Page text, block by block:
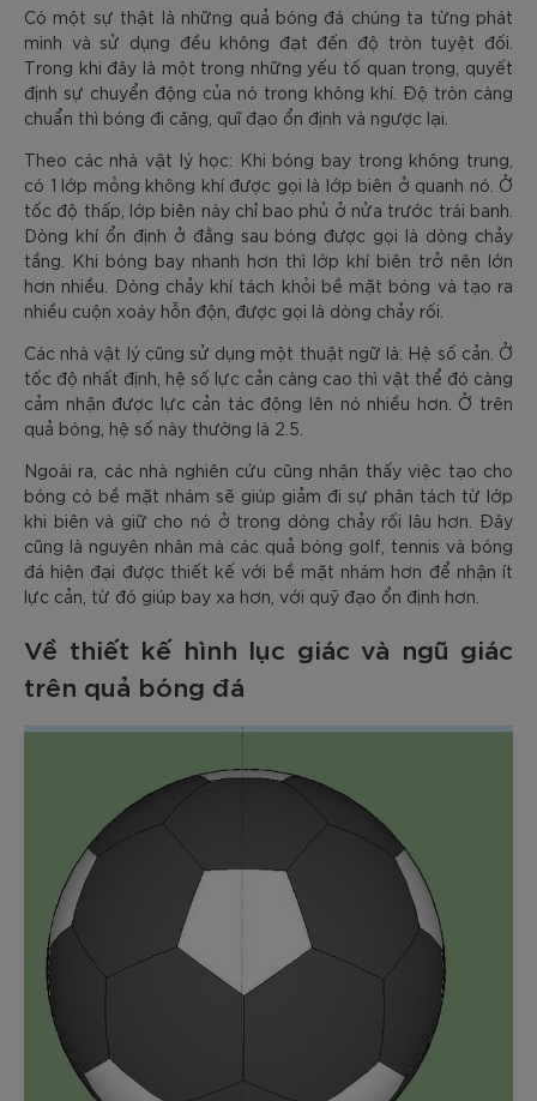
Có một sự thật là những quả bóng đá chúng ta từng phát
minh và sử dụng đều không đạt đến độ tròn tuyệt đối.
Trong khi đây là một trong những yếu tố quan trọng, quyết
định sự chuyển động của nó trong không khí. Độ tròn càng
chuẩn thì bóng đi căng, quĩ đạo ổn định và ngược lại.
Theo các nhà vật lý học: Khi bóng bay trong không trung,
có 1 lớp mỏng không khí được gọi là lớp biên ở quanh nó. Ở
tốc độ thấp, lớp biên này chỉ bao phủ ở nửa trước trái banh.
Dòng khí ổn định ở đằng sau bóng được gọi là dòng chảy
tầng. Khi bóng bay nhanh hơn thì lớp khí biên trở nên lớn
hơn nhiều. Dòng chảy khí tách khỏi bề mặt bóng và tạo ra
nhiều cuộn xoáy hỗn độn, được gọi là dòng chảy rối.
Các nhà vật lý cũng sử dụng một thuật ngữ là: Hệ số cản. Ở
tốc độ nhất định, hệ số lực cản càng cao thì vật thể đó càng
cảm nhận được lực cản tác động lên nó nhiều hơn. Ở trên
quả bóng, hệ số này thường là 2.5.
Ngoài ra, các nhà nghiên cứu cũng nhận thấy việc tạo cho
bóng có bề mặt nhám sẽ giúp giảm đi sự phân tách từ lớp
khi biên và giữ cho nó ở trong dòng chảy rối lâu hơn. Đây
cũng là nguyên nhân mà các quả bóng golf, tennis và bóng
đá hiện đại được thiết kế với bề mặt nhám hơn để nhận ít
lực cản, từ đó giúp bay xa hơn, với quỹ đạo ổn định hơn.
Về thiết kế hình lục giác và ngũ giác
trên quả bóng đá